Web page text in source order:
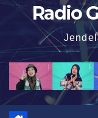
t
o
Radio